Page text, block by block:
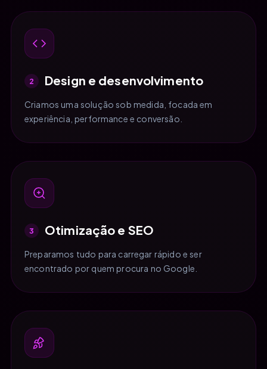
2 Design e desenvolvimento
Criamos uma solução sob medida, focada em
experiência, performance e conversão.
3 Otimização e SEO
Preparamos tudo para carregar rápido e ser
encontrado por quem procura no Google.